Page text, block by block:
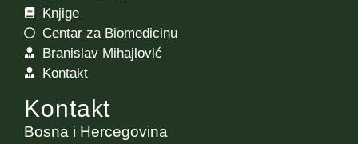
Knjige
Centar za Biomedicinu
Branislav Mihajlović
Kontakt
Kontakt
Bosna i Hercegovina